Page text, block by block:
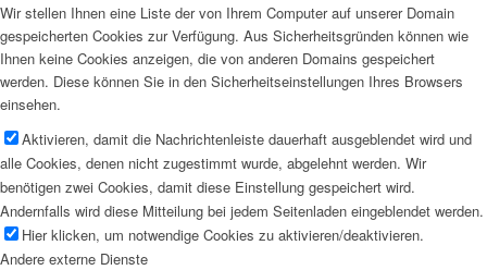
Wir stellen Ihnen eine Liste der von Ihrem Computer auf unserer Domain
gespeicherten Cookies zur Verfügung. Aus Sicherheitsgründen können wie
Ihnen keine Cookies anzeigen, die von anderen Domains gespeichert
werden. Diese können Sie in den Sicherheitseinstellungen Ihres Browsers
einsehen.
Aktivieren, damit die Nachrichtenleiste dauerhaft ausgeblendet wird und
alle Cookies, denen nicht zugestimmt wurde, abgelehnt werden. Wir
benötigen zwei Cookies, damit diese Einstellung gespeichert wird.
Andernfalls wird diese Mitteilung bei jedem Seitenladen eingeblendet werden.
Hier klicken, um notwendige Cookies zu aktivieren/deaktivieren.
Andere externe Dienste